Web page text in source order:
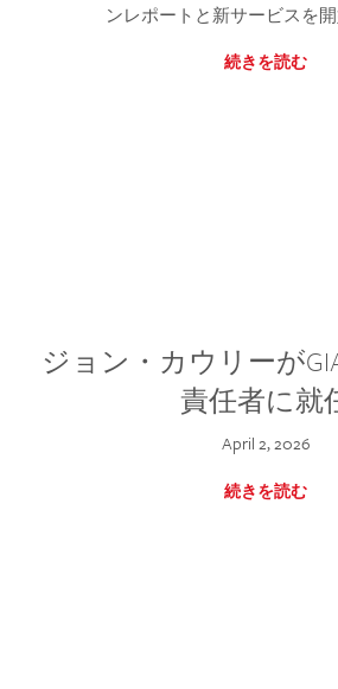
ンレポートと新サービスを開
続きを読む
ジョン・カウリーが
責任者に就
April 2, 2026
続きを読む